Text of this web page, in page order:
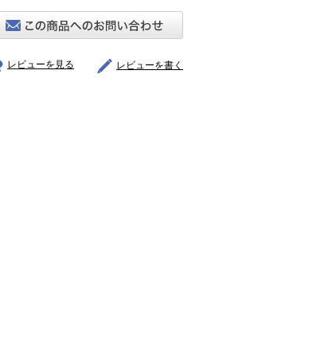
レビューを見る レビューを書く